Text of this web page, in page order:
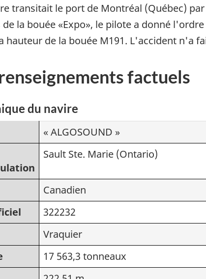
transitait le port de Montréal (Québec)
la bouée «Expo», le pilote a donné
hauteur de la bouée M191. L'accident n'a
factuels
du navire
« ALGOSOUND »
Sault Ste. Marie (Ontario)
Canadien
322232
Vraquier
17 563,3 tonneaux